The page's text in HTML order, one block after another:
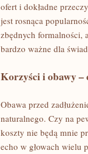
ofert i dokładne
jest rosnąca
zbędnych formalności,
bardzo ważne dla
Korzyści i obawy –
Obawa przed
naturalnego. Czy na
koszty nie będą mnie
echo w głowach wielu